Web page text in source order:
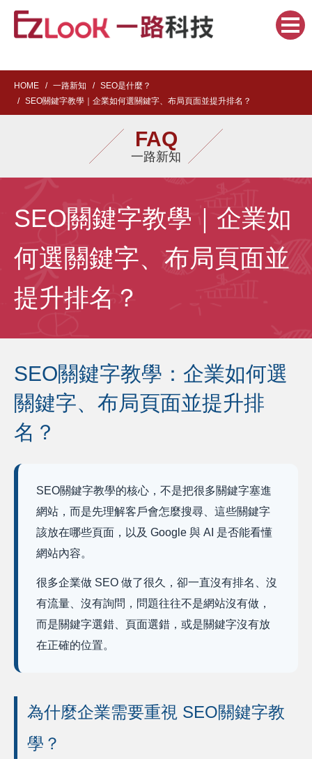
HOME 一路新知
SEO是什麼？
SEO關鍵字教學｜企業如何選關鍵字、布局頁面並提升排名？
FAQ
一路新知
SEO關鍵字教學｜企業如
何選關鍵字、布局頁面並
提升排名？
SEO關鍵字教學：企業如何選
關鍵字、布局頁面並提升排
名？
SEO關鍵字教學的核心，不是把很多關鍵字塞進
網站，而是先理解客戶會怎麼搜尋、這些關鍵字
該放在哪些頁面，以及 Google 與 AI 是否能看懂
網站內容。
很多企業做 SEO 做了很久，卻一直沒有排名、沒
有流量、沒有詢問，問題往往不是網站沒有做，
而是關鍵字選錯、頁面選錯，或是關鍵字沒有放
在正確的位置。
為什麼企業需要重視 SEO關鍵字教
學？